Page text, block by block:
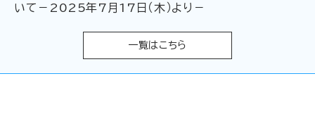
いて－2025年7月17日（木）より－
一覧はこちら